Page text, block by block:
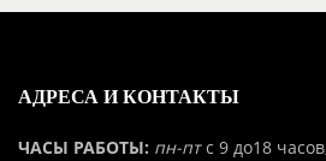
АДРЕСА И КОНТАКТЫ
ЧАСЫ РАБОТЫ: пн-птс 9 до18